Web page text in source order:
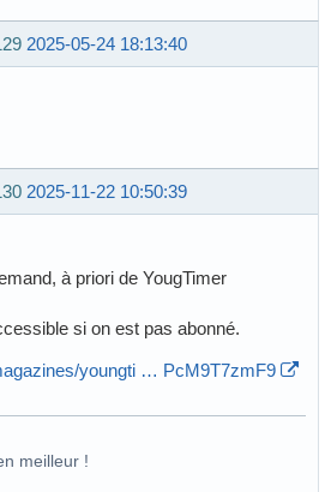
2025-05-24 18:13:40
2025-11-22 10:50:39
à priori de YougTimer
si on est pas abonné.
youngti … PcM9T7zmF9
meilleur !